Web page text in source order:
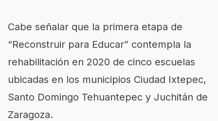
Cabe señalar que la primera etapa de
“Reconstruir para Educar” contempla la
rehabilitación en 2020 de cinco escuelas
ubicadas en los municipios Ciudad Ixtepec,
Santo Domingo Tehuantepec y Juchitán de
Zaragoza.